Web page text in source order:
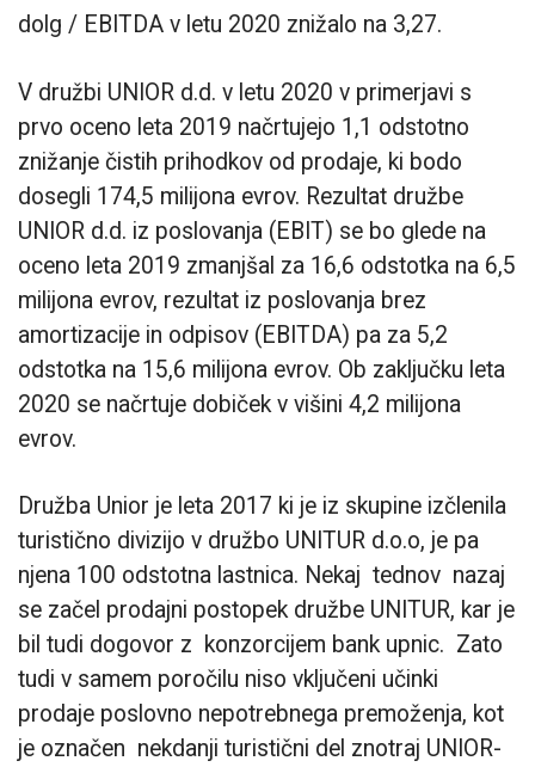
dolg / EBITDA v letu 2020 znižalo na 3,27.
V družbi UNIOR d.d. v letu 2020 v primerjavi s
prvo oceno leta 2019 načrtujejo 1,1 odstotno
znižanje čistih prihodkov od prodaje, ki bodo
dosegli 174,5 milijona evrov. Rezultat družbe
UNIOR d.d. iz poslovanja (EBIT) se bo glede na
oceno leta 2019 zmanjšal za 16,6 odstotka na 6,5
milijona evrov, rezultat iz poslovanja brez
amortizacije in odpisov (EBITDA) pa za 5,2
odstotka na 15,6 milijona evrov. Ob zaključku leta
2020 se načrtuje dobiček v višini 4,2 milijona
evrov.
Družba Unior je leta 2017 ki je iz skupine izčlenila
turistično divizijo v družbo UNITUR d.o.o, je pa
njena 100 odstotna lastnica. Nekaj tednov nazaj
se začel prodajni postopek družbe UNITUR, kar je
bil tudi dogovor z konzorcijem bank upnic. Zato
tudi v samem poročilu niso vključeni učinki
prodaje poslovno nepotrebnega premoženja, kot
je označen nekdanji turistični del znotraj UNIOR-